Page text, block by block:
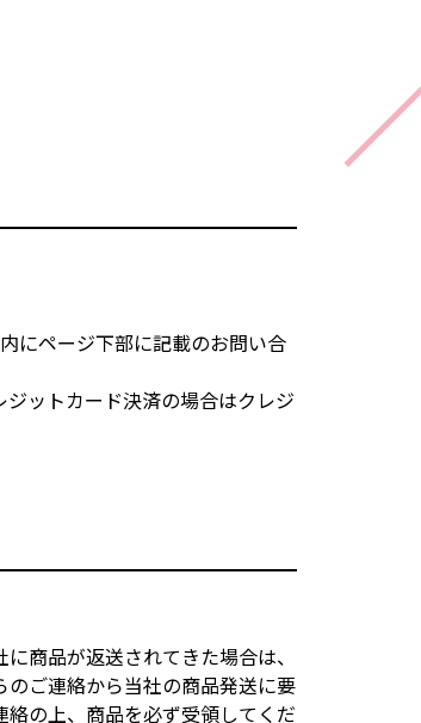
にページ下部に記載のお問い合
ットカード決済の場合はクレジ
商品が返送されてきた場合は、
のご連絡から当社の商品発送に要
の上、商品を必ず受領してくだ